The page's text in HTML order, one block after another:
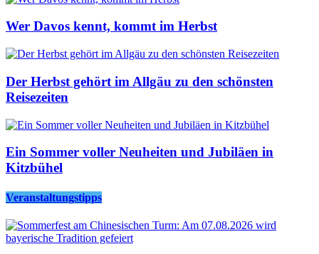
Wer Davos kennt, kommt im Herbst
Der Herbst gehört im Allgäu zu den schönsten
Reisezeiten
Ein Sommer voller Neuheiten und Jubiläen in
Kitzbühel
Veranstaltungstipps